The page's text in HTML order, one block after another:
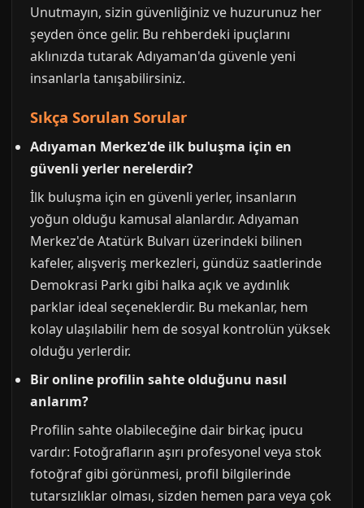
Unutmayın, sizin güvenliğiniz ve huzurunuz her
şeyden önce gelir. Bu rehberdeki ipuçlarını
aklınızda tutarak Adıyaman'da güvenle yeni
insanlarla tanışabilirsiniz.
Sıkça Sorulan Sorular
Adıyaman Merkez'de ilk buluşma için en
güvenli yerler nerelerdir?
İlk buluşma için en güvenli yerler, insanların
yoğun olduğu kamusal alanlardır. Adıyaman
Merkez'de Atatürk Bulvarı üzerindeki bilinen
kafeler, alışveriş merkezleri, gündüz saatlerinde
Demokrasi Parkı gibi halka açık ve aydınlık
parklar ideal seçeneklerdir. Bu mekanlar, hem
kolay ulaşılabilir hem de sosyal kontrolün yüksek
olduğu yerlerdir.
Bir online profilin sahte olduğunu nasıl
anlarım?
Profilin sahte olabileceğine dair birkaç ipucu
vardır: Fotoğrafların aşırı profesyonel veya stok
fotoğraf gibi görünmesi, profil bilgilerinde
tutarsızlıklar olması, sizden hemen para veya çok